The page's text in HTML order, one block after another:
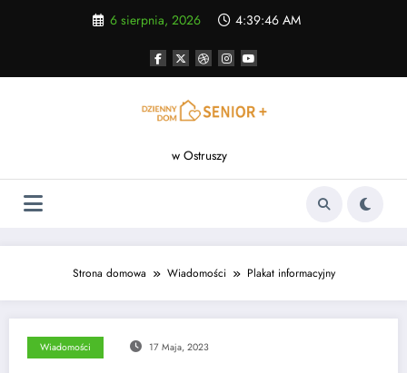
6 sierpnia, 2026 4:39:46 AM
w Ostruszy
Strona domowa Wiadomości Plakat informacyjny
Wiadomości 17 Maja, 2023